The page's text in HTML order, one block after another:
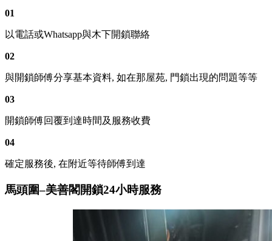
01
以電話或Whatsapp與木下開鎖聯絡
02
與開鎖師傅分享基本資料, 如在那屋苑, 門鎖出現的問題等等
03
開鎖師傅回覆到達時間及服務收費
04
確定服務後, 在附近等待師傅到達
馬頭圍–美善閣開鎖24小時服務